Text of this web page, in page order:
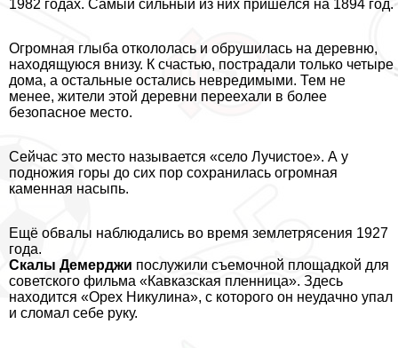
1982 годах. Самый сильный из них пришёлся на 1894 год.
Огромная глыба откололась и обрушилась на деревню,
находящуюся внизу. К счастью, пострадали только четыре
дома, а остальные остались невредимыми. Тем не
менее, жители этой деревни переехали в более
безопасное место.
Сейчас это место называется «село Лучистое». А у
подножия горы до сих пор сохранилась огромная
каменная насыпь.
Ещё обвалы наблюдались во время землетрясения 1927
года.
Скалы Демерджи послужили съемочной площадкой для
советского фильма «Кавказская пленница». Здесь
находится «Орех Никулина», с которого он неудачно упал
и сломал себе руку.